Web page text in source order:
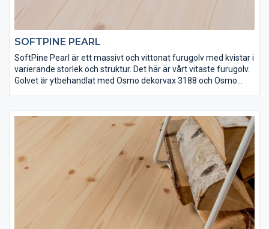
SOFTPINE PEARL
SoftPine Pearl är ett massivt och vittonat furugolv med kvistar i
varierande storlek och struktur. Det här är vårt vitaste furugolv.
Golvet är ytbehandlat med Osmo dekorvax 3188 och Osmo
ton.